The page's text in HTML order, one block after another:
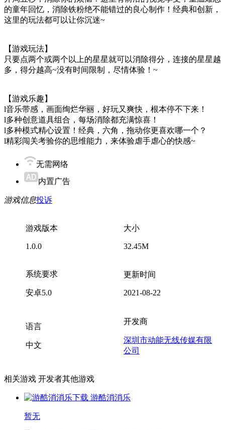
的童年回忆，消除铁粉绝不能错过的良心制作！经典和创新，
这里的玩法都可以让你沉迷~
【游戏玩法】
只要点两个或两个以上的星星就可以消除得分，连接的星星越
多，得分越高~没有时间限制，尽情体验！~
【游戏乐趣】
l音乐带感，画面绚烂华丽，好玩又爽快，根本停不下来！
l多种创意道具组合，每场消除都充满惊喜！
l多种模式精心设置！经典，六角，拖动你更喜欢哪一个？
l精彩闯关考验你的思维能力，来体验虐手虐心的快感~
无需网络
内置广告
游戏信息投诉
游戏版本
1.0.0
大小
32.45M
系统要求
安卓5.0
更新时间
2021-08-22
语言
中文
开发商
深圳市动能无线传媒有限
公司
相关游戏 开发者其他游戏
游酷消消乐
暂无